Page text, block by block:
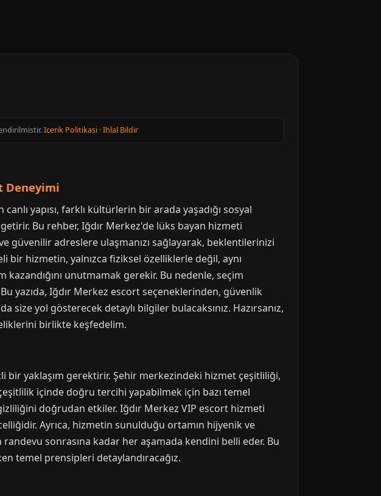
Icerik Politikasi ·Ihlal Bildir
Deneyimi
yapısı, farklı kültürlerin bir arada yaşadığı sosyal
Bu rehber, Iğdır Merkez'de lüks bayan hizmeti
güvenilir adreslere ulaşmanızı sağlayarak, beklentilerinizi
bir hizmetin, yalnızca fiziksel özelliklerle değil, aynı
unutmamak gerekir. Bu nedenle, seçim
yazıda, Iğdır Merkez escort seçeneklerinden, güvenlik
yol gösterecek detaylı bilgiler bulacaksınız. Hazırsanız,
birlikte keşfedelim.
yaklaşım gerektirir. Şehir merkezindeki hizmet çeşitliliği,
içinde doğru tercihi yapabilmek için bazı temel
doğrudan etkiler. Iğdır Merkez VIP escort hizmeti
Ayrıca, hizmetin sunulduğu ortamın hijyenik ve
sonrasına kadar her aşamada kendini belli eder. Bu
temel prensipleri detaylandıracağız.